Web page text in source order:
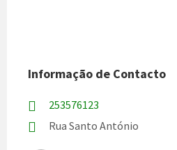
Informação de Contacto
253576123
Rua Santo António